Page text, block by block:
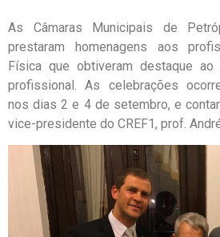
As Câmaras Municipais de
prestaram homenagens aos
Física que obtiveram destaque
profissional. As celebrações
nos dias 2 e 4 de setembro, e
vice-presidente do CREF1, prof.